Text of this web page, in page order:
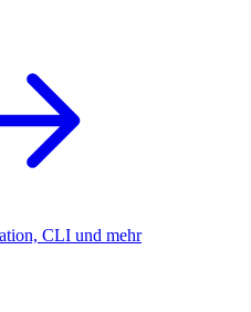
CLI und mehr